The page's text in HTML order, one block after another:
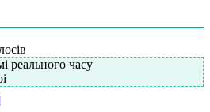
реального часу